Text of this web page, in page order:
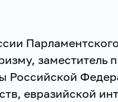
заместитель
Российской
евразийской